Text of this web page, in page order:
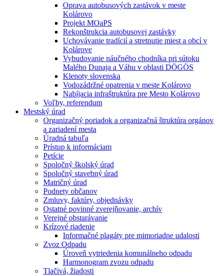
Oprava autobusových zastávok v meste
Kolárovo
Projekt MOaPS
Rekonštrukcia autobusovej zastávky
Uchovávanie tradícií a stretnutie miest a obcí v
Kolárove
Vybudovanie náučného chodníka pri sútoku
Malého Dunaja a Váhu v oblasti DÖGÖS
Klenoty slovenska
Vodozádržné opatrenia v meste Kolárovo
Nabíjacia infraštruktúra pre Mesto Kolárovo
Voľby, referendum
Mestský úrad
Organizačný poriadok a organizačná štruktúra orgánov
a zariadení mesta
Úradná tabuľa
Prístup k informáciam
Petície
Spoločný školský úrad
Spoločný stavebný úrad
Matričný úrad
Podnety občanov
Zmluvy, faktúry, objednávky
Ostatné povinné zverejňovanie, archív
Verejné obstarávanie
Krízové riadenie
Informačné plagáty pre mimoriadne udalosti
Zvoz Odpadu
Úroveň vytriedenia komunálneho odpadu
Harmonogram zvozu odpadu
Tlačivá, žiadosti